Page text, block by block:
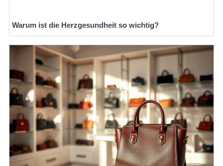
Warum ist die Herzgesundheit so wichtig?